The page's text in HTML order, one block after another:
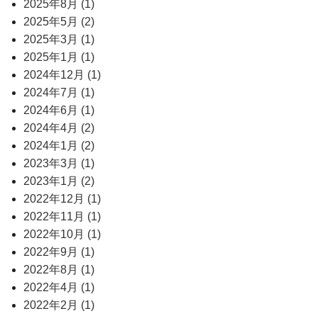
2025年8月 (1)
2025年5月 (2)
2025年3月 (1)
2025年1月 (1)
2024年12月 (1)
2024年7月 (1)
2024年6月 (1)
2024年4月 (2)
2024年1月 (2)
2023年3月 (1)
2023年1月 (2)
2022年12月 (1)
2022年11月 (1)
2022年10月 (1)
2022年9月 (1)
2022年8月 (1)
2022年4月 (1)
2022年2月 (1)